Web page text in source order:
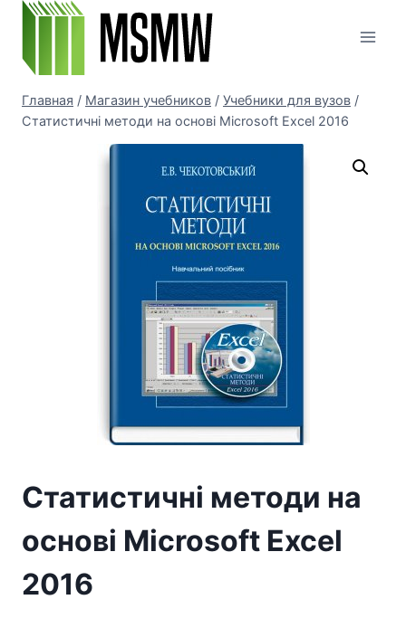
Перейти
содержимому
Главная / Магазин учебников / Учебники для вузов /
Статистичні методи на основі Microsoft Excel 2016
Статистичні методи на
основі Microsoft Excel
2016